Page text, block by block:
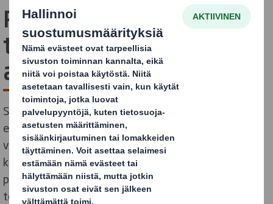
Pakkaus viestii
tuotteesta, brändistä ja
arvoista
Suomalaisten arkeen ja juhlaan kuuluvat kesäkaudella
erottamattomasti tuoreet kotimaiset marjat,
vihannekset, juurekset ja hedelmät. Tuottajan
kannalta onnistuneen huippusesongin varmistavat
paitsi itse herkkutuotteet, myös niiden sujuva
toimitus, näyttävä esillepano ja tehokas myynti.